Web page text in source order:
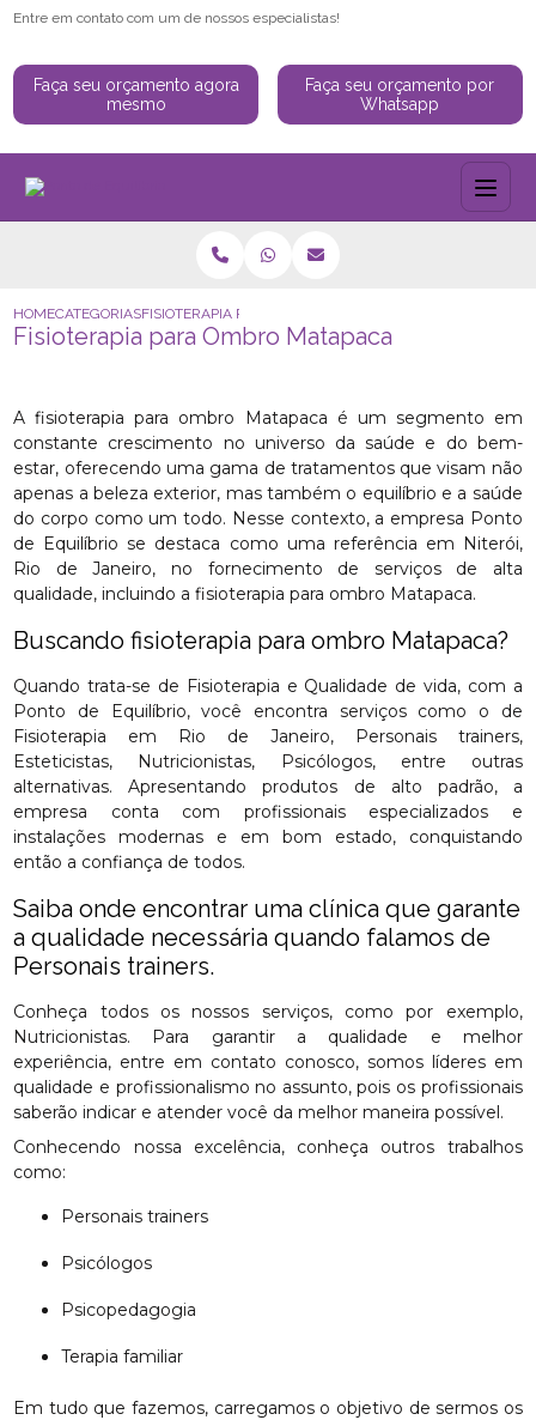
Entre em contato com um de nossos especialistas!
Faça seu orçamento agora
mesmo
Faça seu orçamento por
Whatsapp
HOMECATEGORIASFISIOTERAPIA PARA OMBRO MATAPACA
Fisioterapia para Ombro Matapaca
A fisioterapia para ombro Matapaca é um segmento em
constante crescimento no universo da saúde e do bem-
estar, oferecendo uma gama de tratamentos que visam não
apenas a beleza exterior, mas também o equilíbrio e a saúde
do corpo como um todo. Nesse contexto, a empresa Ponto
de Equilíbrio se destaca como uma referência em Niterói,
Rio de Janeiro, no fornecimento de serviços de alta
qualidade, incluindo a fisioterapia para ombro Matapaca.
Buscando fisioterapia para ombro Matapaca?
Quando trata-se de Fisioterapia e Qualidade de vida, com a
Ponto de Equilíbrio, você encontra serviços como o de
Fisioterapia em Rio de Janeiro, Personais trainers,
Esteticistas, Nutricionistas, Psicólogos, entre outras
alternativas. Apresentando produtos de alto padrão, a
empresa conta com profissionais especializados e
instalações modernas e em bom estado, conquistando
então a confiança de todos.
Saiba onde encontrar uma clínica que garante
a qualidade necessária quando falamos de
Personais trainers.
Conheça todos os nossos serviços, como por exemplo,
Nutricionistas. Para garantir a qualidade e melhor
experiência, entre em contato conosco, somos líderes em
qualidade e profissionalismo no assunto, pois os profissionais
saberão indicar e atender você da melhor maneira possível.
Conhecendo nossa excelência, conheça outros trabalhos
como:
Personais trainers
Psicólogos
Psicopedagogia
Terapia familiar
Em tudo que fazemos, carregamos o objetivo de sermos os